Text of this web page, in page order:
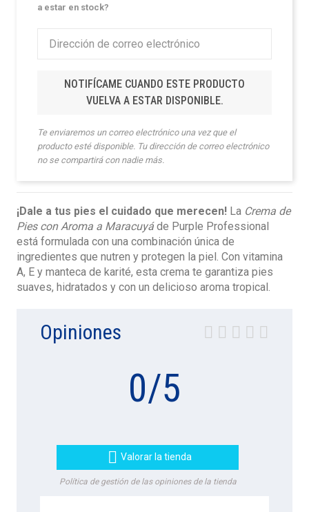
a estar en stock?
NOTIFÍCAME CUANDO ESTE PRODUCTO
VUELVA A ESTAR DISPONIBLE.
Te enviaremos un correo electrónico una vez que el
producto esté disponible. Tu dirección de correo electrónico
no se compartirá con nadie más.
¡Dale a tus pies el cuidado que merecen! La Crema de
Pies con Aroma a Maracuyáde Purple Professional
está formulada con una combinación única de
ingredientes que nutren y protegen la piel. Con vitamina
A, E y manteca de karité, esta crema te garantiza pies
suaves, hidratados y con un delicioso aroma tropical.
Opiniones
0/5
 Valorar la tienda
Política de gestión de las opiniones de la tienda